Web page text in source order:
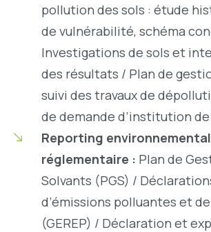
pollution des sols : étude
de vulnérabilité, schéma
Investigations de sols et
des résultats / Plan de
suivi des travaux de
de demande d’institution de
Reporting environnemental
réglementaire : Plan de
Solvants (PGS) /
d’émissions polluantes et
(GEREP) / Déclaration et